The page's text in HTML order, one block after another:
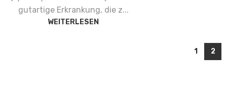
gutartige Erkrankung, die z...
WEITERLESEN
1 2